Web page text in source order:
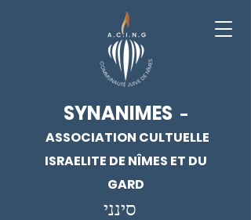
SYNANIMES -
ASSOCIATION CULTUELLE
ISRAELITE DE NÎMES ET DU
GARD
סינני